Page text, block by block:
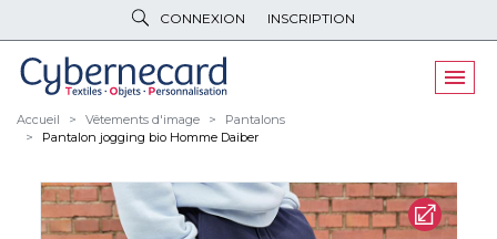
CONNEXION INSCRIPTION
VÊTEMENTSDE TRAVAIL
VÊTEMENTS D'IMAGE
OBJETS& HIGH-TECH
Accueil Vêtements d'image
Pantalons
Pantalon jogging bio Homme Daiber